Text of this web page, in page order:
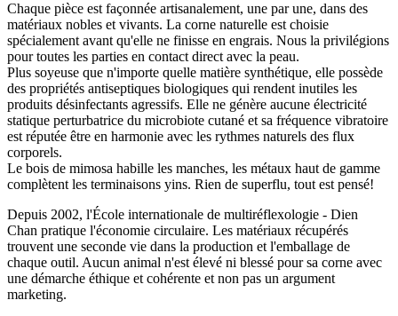
Chaque pièce est façonnée artisanalement, une par une, dans des
matériaux nobles et vivants. La corne naturelle est choisie
spécialement avant qu'elle ne finisse en engrais. Nous la privilégions
pour toutes les parties en contact direct avec la peau.
Plus soyeuse que n'importe quelle matière synthétique, elle possède
des propriétés antiseptiques biologiques qui rendent inutiles les
produits désinfectants agressifs. Elle ne génère aucune électricité
statique perturbatrice du microbiote cutané et sa fréquence vibratoire
est réputée être en harmonie avec les rythmes naturels des flux
corporels.
Le bois de mimosa habille les manches, les métaux haut de gamme
complètent les terminaisons yins. Rien de superflu, tout est pensé!
Depuis 2002, l'École internationale de multiréflexologie - Dien
Chan pratique l'économie circulaire. Les matériaux récupérés
trouvent une seconde vie dans la production et l'emballage de
chaque outil. Aucun animal n'est élevé ni blessé pour sa corne avec
une démarche éthique et cohérente et non pas un argument
marketing.